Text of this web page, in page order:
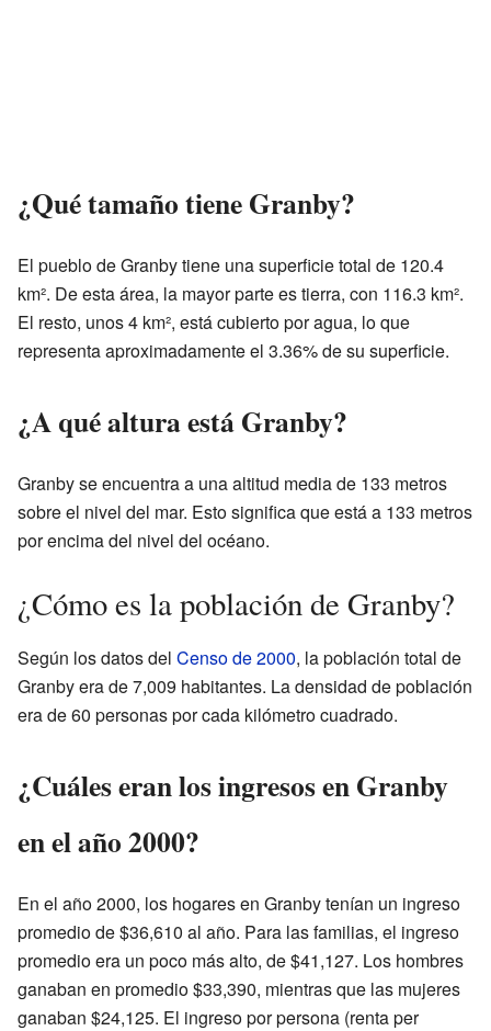
¿Qué tamaño tiene Granby?
El pueblo de Granby tiene una superficie total de 120.4
km². De esta área, la mayor parte es tierra, con 116.3 km².
El resto, unos 4 km², está cubierto por agua, lo que
representa aproximadamente el 3.36% de su superficie.
¿A qué altura está Granby?
Granby se encuentra a una altitud media de 133 metros
sobre el nivel del mar. Esto significa que está a 133 metros
por encima del nivel del océano.
¿Cómo es la población de Granby?
Según los datos del Censo de 2000, la población total de
Granby era de 7,009 habitantes. La densidad de población
era de 60 personas por cada kilómetro cuadrado.
¿Cuáles eran los ingresos en Granby
en el año 2000?
En el año 2000, los hogares en Granby tenían un ingreso
promedio de $36,610 al año. Para las familias, el ingreso
promedio era un poco más alto, de $41,127. Los hombres
ganaban en promedio $33,390, mientras que las mujeres
ganaban $24,125. El ingreso por persona (renta per